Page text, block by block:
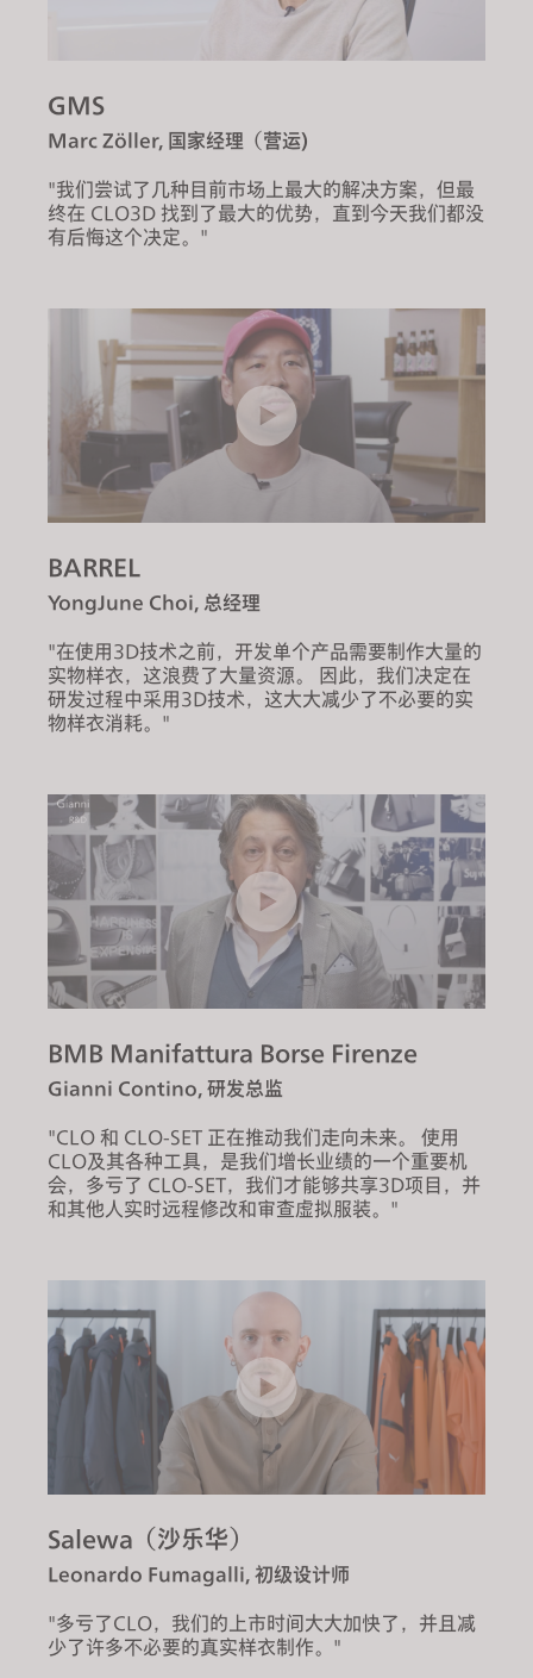
GMS
Marc Zöller, 国家经理（营运)
"我们尝试了几种目前市场上最大的解决方案，但最
终在 CLO3D 找到了最大的优势，直到今天我们都没
有后悔这个决定。"
BARREL
YongJune Choi, 总经理
"在使用3D技术之前，开发单个产品需要制作大量的
实物样衣，这浪费了大量资源。 因此，我们决定在
研发过程中采用3D技术，这大大减少了不必要的实
物样衣消耗。"
BMB Manifattura Borse Firenze
Gianni Contino, 研发总监
"CLO 和 CLO-SET 正在推动我们走向未来。 使用
CLO及其各种工具，是我们增长业绩的一个重要机
会，多亏了 CLO-SET，我们才能够共享3D项目，并
和其他人实时远程修改和审查虚拟服装。"
Salewa（沙乐华）
Leonardo Fumagalli, 初级设计师
"多亏了CLO，我们的上市时间大大加快了，并且减
少了许多不必要的真实样衣制作。"